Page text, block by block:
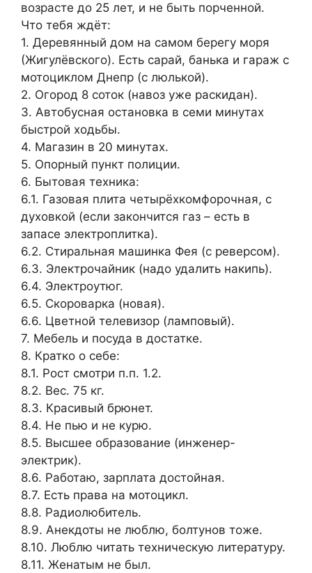
возрасте до 25 лет, и не быть порченной.
Что тебя ждёт:
1. Деревянный дом на самом берегу моря
(Жигулёвского). Есть сарай, банька и гараж с
мотоциклом Днепр (с люлькой).
2. Огород 8 соток (навоз уже раскидан).
3. Автобусная остановка в семи минутах
быстрой ходьбы.
4. Магазин в 20 минутах.
5. Опорный пункт полиции.
6. Бытовая техника:
6.1. Газовая плита четырёхкомфорочная, с
духовкой (если закончится газ – есть в
запасе электроплитка).
6.2. Стиральная машинка Фея (с реверсом).
6.3. Электрочайник (надо удалить накипь).
6.4. Электроутюг.
6.5. Скороварка (новая).
6.6. Цветной телевизор (ламповый).
7. Мебель и посуда в достатке.
8. Кратко о себе:
8.1. Рост смотри п.п. 1.2.
8.2. Вес. 75 кг.
8.3. Красивый брюнет.
8.4. Не пью и не курю.
8.5. Высшее образование (инженер-
электрик).
8.6. Работаю, зарплата достойная.
8.7. Есть права на мотоцикл.
8.8. Радиолюбитель.
8.9. Анекдоты не люблю, болтунов тоже.
8.10. Люблю читать техническую литературу.
8.11. Женатым не был.